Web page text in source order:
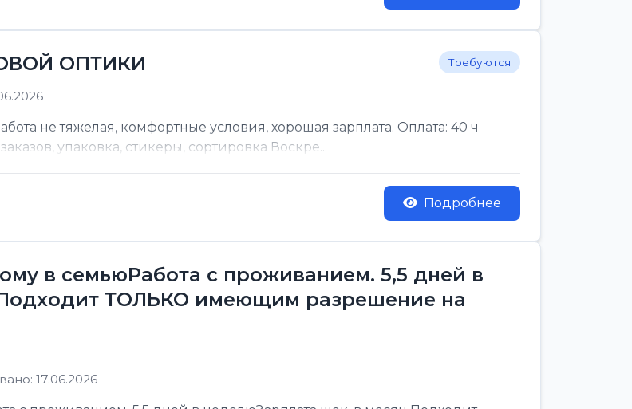
ОПТИКИ Требуются
не тяжелая, комфортные условия, хорошая зарплата. Оплата: 40 ч
упаковка, стикеры, сортировка Воскре...
Подробнее
в семьюРабота с проживанием. 5,5 дней в
ТОЛЬКО имеющим разрешение на
17.06.2026